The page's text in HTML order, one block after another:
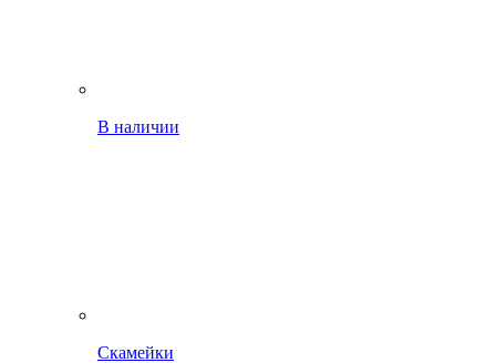
В наличии
Скамейки